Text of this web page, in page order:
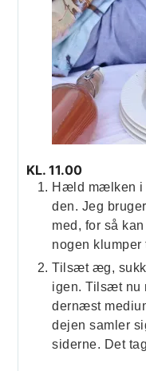
KL. 11.00
Hæld mælken i
den. Jeg
med, for så
nogen klumper
Tilsæt æg,
igen. Tilsæt nu
dernæst
dejen samler
siderne. Det